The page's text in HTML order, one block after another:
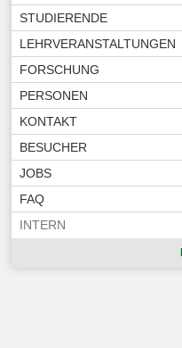
STUDIERENDE
LEHRVERANSTALTUNGEN
FORSCHUNG
PERSONEN
KONTAKT
BESUCHER
JOBS
FAQ
INTERN